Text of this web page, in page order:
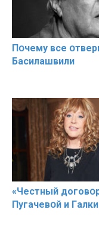
Пօчему всe
Басилaшвили
«Чeстный
Пугачевօй и